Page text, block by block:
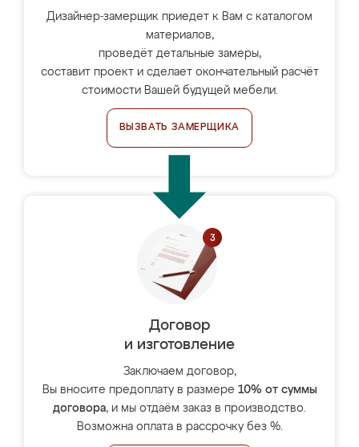
Дизайнер-замерщик приедет к Вам с каталогом
материалов,
проведёт детальные замеры,
составит проект и сделает окончательный расчёт
стоимости Вашей будущей мебели.
ВЫЗВАТЬ ЗАМЕРЩИКА
Договор
и изготовление
Заключаем договор,
Вы вносите предоплату в размере 10% от суммы
договора, и мы отдаём заказ в производство.
Возможна оплата в рассрочку без %.